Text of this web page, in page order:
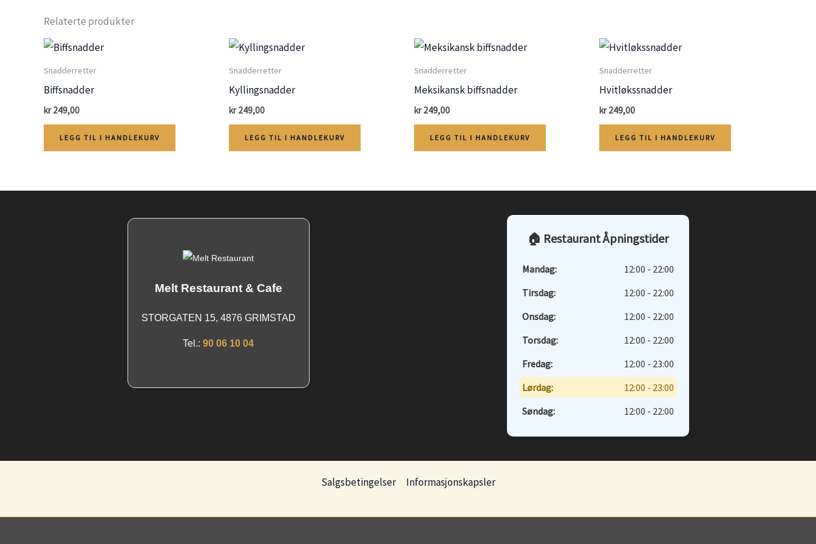
Relaterte produkter
Snadderretter
Biffsnadder
kr249,00
LEGG TIL I HANDLEKURV
Snadderretter
Kyllingsnadder
kr249,00
LEGG TIL I HANDLEKURV
Snadderretter
Meksikansk biffsnadder
kr249,00
LEGG TIL I HANDLEKURV
Snadderretter
Hvitløkssnadder
kr249,00
LEGG TIL I HANDLEKURV
Melt Restaurant & Cafe
STORGATEN 15, 4876 GRIMSTAD
Tel.: 90 06 10 04
🏠 Restaurant Åpningstider
Mandag:
12:00 - 22:00
Tirsdag:
12:00 - 22:00
Onsdag:
12:00 - 22:00
Torsdag:
12:00 - 22:00
Fredag:
12:00 - 23:00
Lørdag:
12:00 - 23:00
Søndag:
12:00 - 22:00
Salgsbetingelser Informasjonskapsler